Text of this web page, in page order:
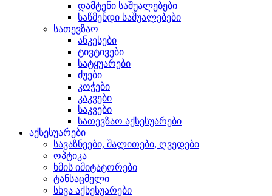
დამტენი საშუალებები
საწმენდი საშუალებები
სათევზაო
ანკესები
ტივტივები
სატყუარები
ძუები
კოჭები
კაკვები
საკვები
სათევზაო აქსესუარები
აქსესუარები
სავაზნეები, შალითები, ღვედები
ოპტიკა
ხმის იმიტატორები
ტანსაცმელი
სხვა აქსესუარები